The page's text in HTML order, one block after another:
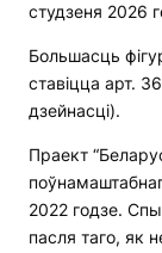
студзеня 2026
Большасць
ставіцца арт.
дзейнасці).
Праект
2022 годзе.
пасля таго, як